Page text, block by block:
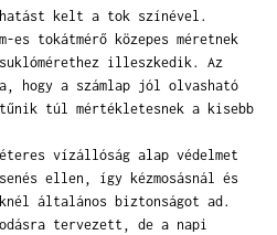
kelt a tok színével.
es tokátmérő közepes méretnek
illeszkedik. Az
hogy a számlap jól olvasható
tűnik túl mértékletesnek a kisebb
vízállóság alap védelmet
ellen, így kézmosásnál és
általános biztonságot ad.
tervezett, de a napi